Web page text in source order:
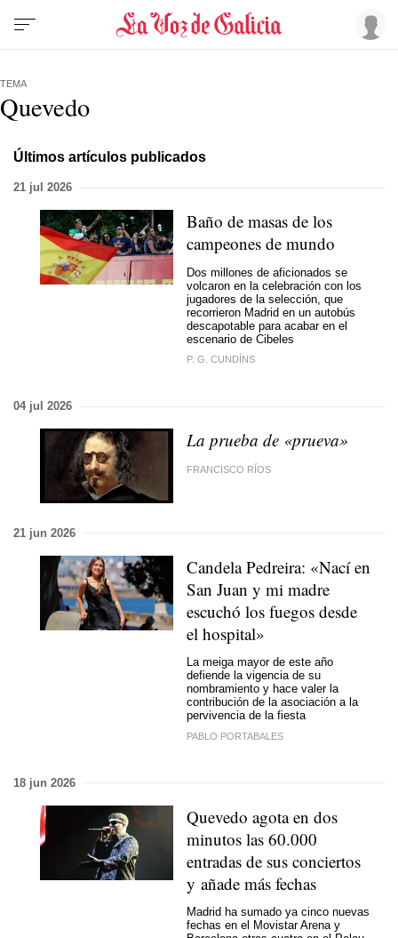
TEMA
Quevedo
Últimos artículos publicados
21 jul 2026
Baño de masas de los
campeones de mundo
Dos millones de aficionados se
volcaron en la celebración con los
jugadores de la selección, que
recorrieron Madrid en un autobús
descapotable para acabar en el
escenario de Cibeles
P. G. CUNDÍNS
04 jul 2026
La prueba de «prueva»
FRANCISCO RÍOS
21 jun 2026
Candela Pedreira: «Nací en
San Juan y mi madre
escuchó los fuegos desde
el hospital»
La meiga mayor de este año
defiende la vigencia de su
nombramiento y hace valer la
contribución de la asociación a la
pervivencia de la fiesta
PABLO PORTABALES
18 jun 2026
Quevedo agota en dos
minutos las 60.000
entradas de sus conciertos
y añade más fechas
Madrid ha sumado ya cinco nuevas
fechas en el Movistar Arena y